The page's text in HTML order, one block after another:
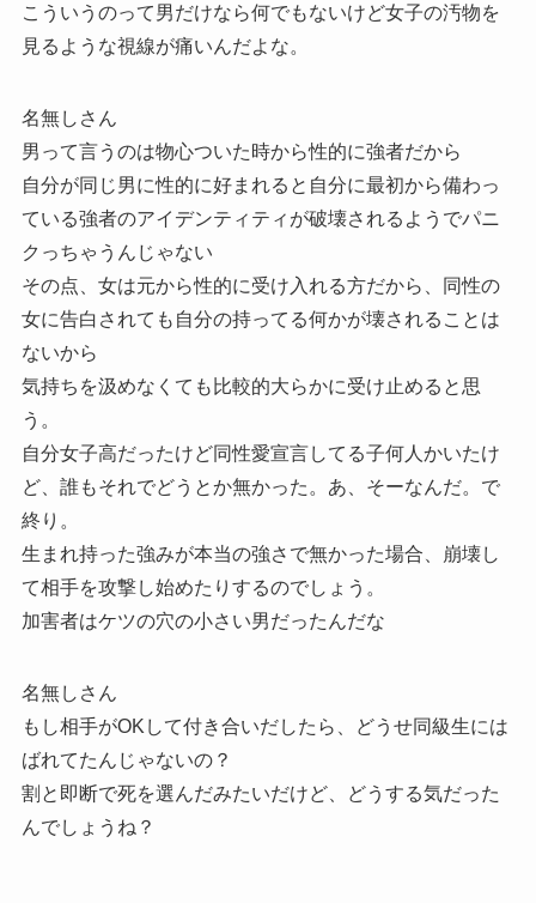
こういうのって男だけなら何でもないけど女子の汚物を
見るような視線が痛いんだよな。
名無しさん
男って言うのは物心ついた時から性的に強者だから
自分が同じ男に性的に好まれると自分に最初から備わっ
ている強者のアイデンティティが破壊されるようでパニ
クっちゃうんじゃない
その点、女は元から性的に受け入れる方だから、同性の
女に告白されても自分の持ってる何かが壊されることは
ないから
気持ちを汲めなくても比較的大らかに受け止めると思
う。
自分女子高だったけど同性愛宣言してる子何人かいたけ
ど、誰もそれでどうとか無かった。あ、そーなんだ。で
終り。
生まれ持った強みが本当の強さで無かった場合、崩壊し
て相手を攻撃し始めたりするのでしょう。
加害者はケツの穴の小さい男だったんだな
名無しさん
もし相手がOKして付き合いだしたら、どうせ同級生には
ばれてたんじゃないの？
割と即断で死を選んだみたいだけど、どうする気だった
んでしょうね？